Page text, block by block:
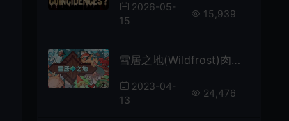
2026-05-
15
15,939
雪居之地(Wildfrost)肉鸽策略卡牌游戏|下载
2023-04-
13
24,476